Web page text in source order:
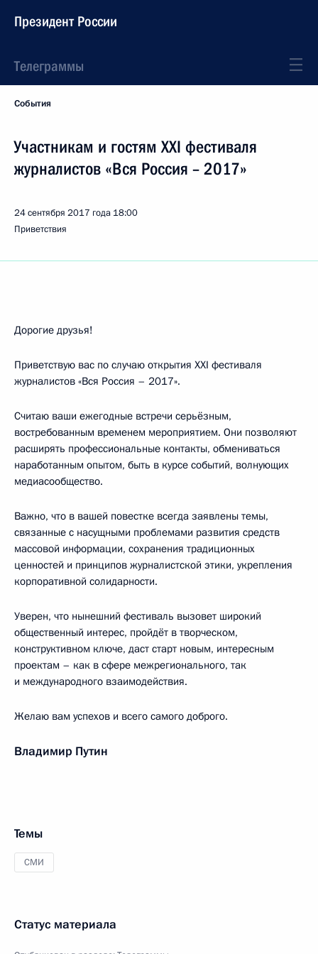
Президент России
Телеграммы
События
Участникам и гостям XXI фестиваля
журналистов «Вся Россия – 2017»
24 сентября 2017 года 18:00
Приветствия
Дорогие друзья!
Приветствую вас по случаю открытия XXI фестиваля
журналистов «Вся Россия – 2017».
Считаю ваши ежегодные встречи серьёзным,
востребованным временем мероприятием. Они позволяют
расширять профессиональные контакты, обмениваться
наработанным опытом, быть в курсе событий, волнующих
медиасообщество.
Важно, что в вашей повестке всегда заявлены темы,
связанные с насущными проблемами развития средств
массовой информации, сохранения традиционных
ценностей и принципов журналистской этики, укрепления
корпоративной солидарности.
Уверен, что нынешний фестиваль вызовет широкий
общественный интерес, пройдёт в творческом,
конструктивном ключе, даст старт новым, интересным
проектам – как в сфере межрегионального, так
и международного взаимодействия.
Желаю вам успехов и всего самого доброго.
Владимир Путин
Темы
СМИ
Статус материала